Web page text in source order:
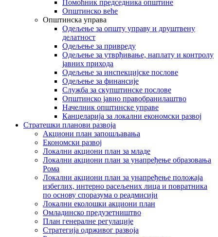
Помоћник председника општине
Општинско веће
Општинска управа
Одељење за општу управу и друштвену
делатност
Одељење за привреду
Одељење за утврђивање, наплату и контролу
јавних прихода
Одељење за инспекцијске послове
Одељење за финансије
Служба за скупштинске послове
Општинско јавно правобранилаштво
Начелник општинске управе
Канцеларија за локални економски развој
Стратешки планови развоја
Акциони план запошљавања
Економски развој
Локални акциони план за младе
Локални акциони план за унапређење образовања
Рома
Локални акциони план за унапређење положаја
избеглих, интерно расељених лица и повратника
по основу споразума о реадмисији
Локални еколошки акциони план
Омладинско предузетништво
План генералне регулације
Стратегија одрживог развоја